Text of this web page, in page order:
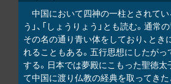
中国において四神の一柱とされてい
う」、「しょうりょう」とも読む。通
その名の通り青い体をしており、と
れることもある。五行思想にしたが
する。日本では夢殿にこもった聖徳
て中国に渡り仏教の経典を取ってきた